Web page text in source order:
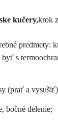
kučery,krok
predmety:
byť s
(prať a
bočné delenie;